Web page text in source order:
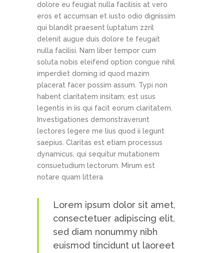
dolore eu feugiat nulla facilisis at vero
eros et accumsan et iusto odio dignissim
qui blandit praesent luptatum zzril
delenit augue duis dolore te feugait
nulla facilisi. Nam liber tempor cum
soluta nobis eleifend option congue nihil
imperdiet doming id quod mazim
placerat facer possim assum. Typi non
habent claritatem insitam; est usus
legentis in iis qui facit eorum claritatem.
Investigationes demonstraverunt
lectores legere me lius quod ii legunt
saepius. Claritas est etiam processus
dynamicus, qui sequitur mutationem
consuetudium lectorum. Mirum est
notare quam littera
Lorem ipsum dolor sit amet,
consectetuer adipiscing elit,
sed diam nonummy nibh
euismod tincidunt ut laoreet